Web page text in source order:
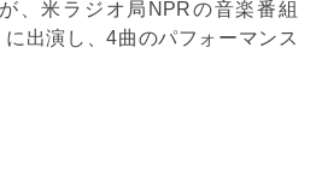
、米ラジオ局NPRの音楽番組
に出演し、4曲のパフォーマンス